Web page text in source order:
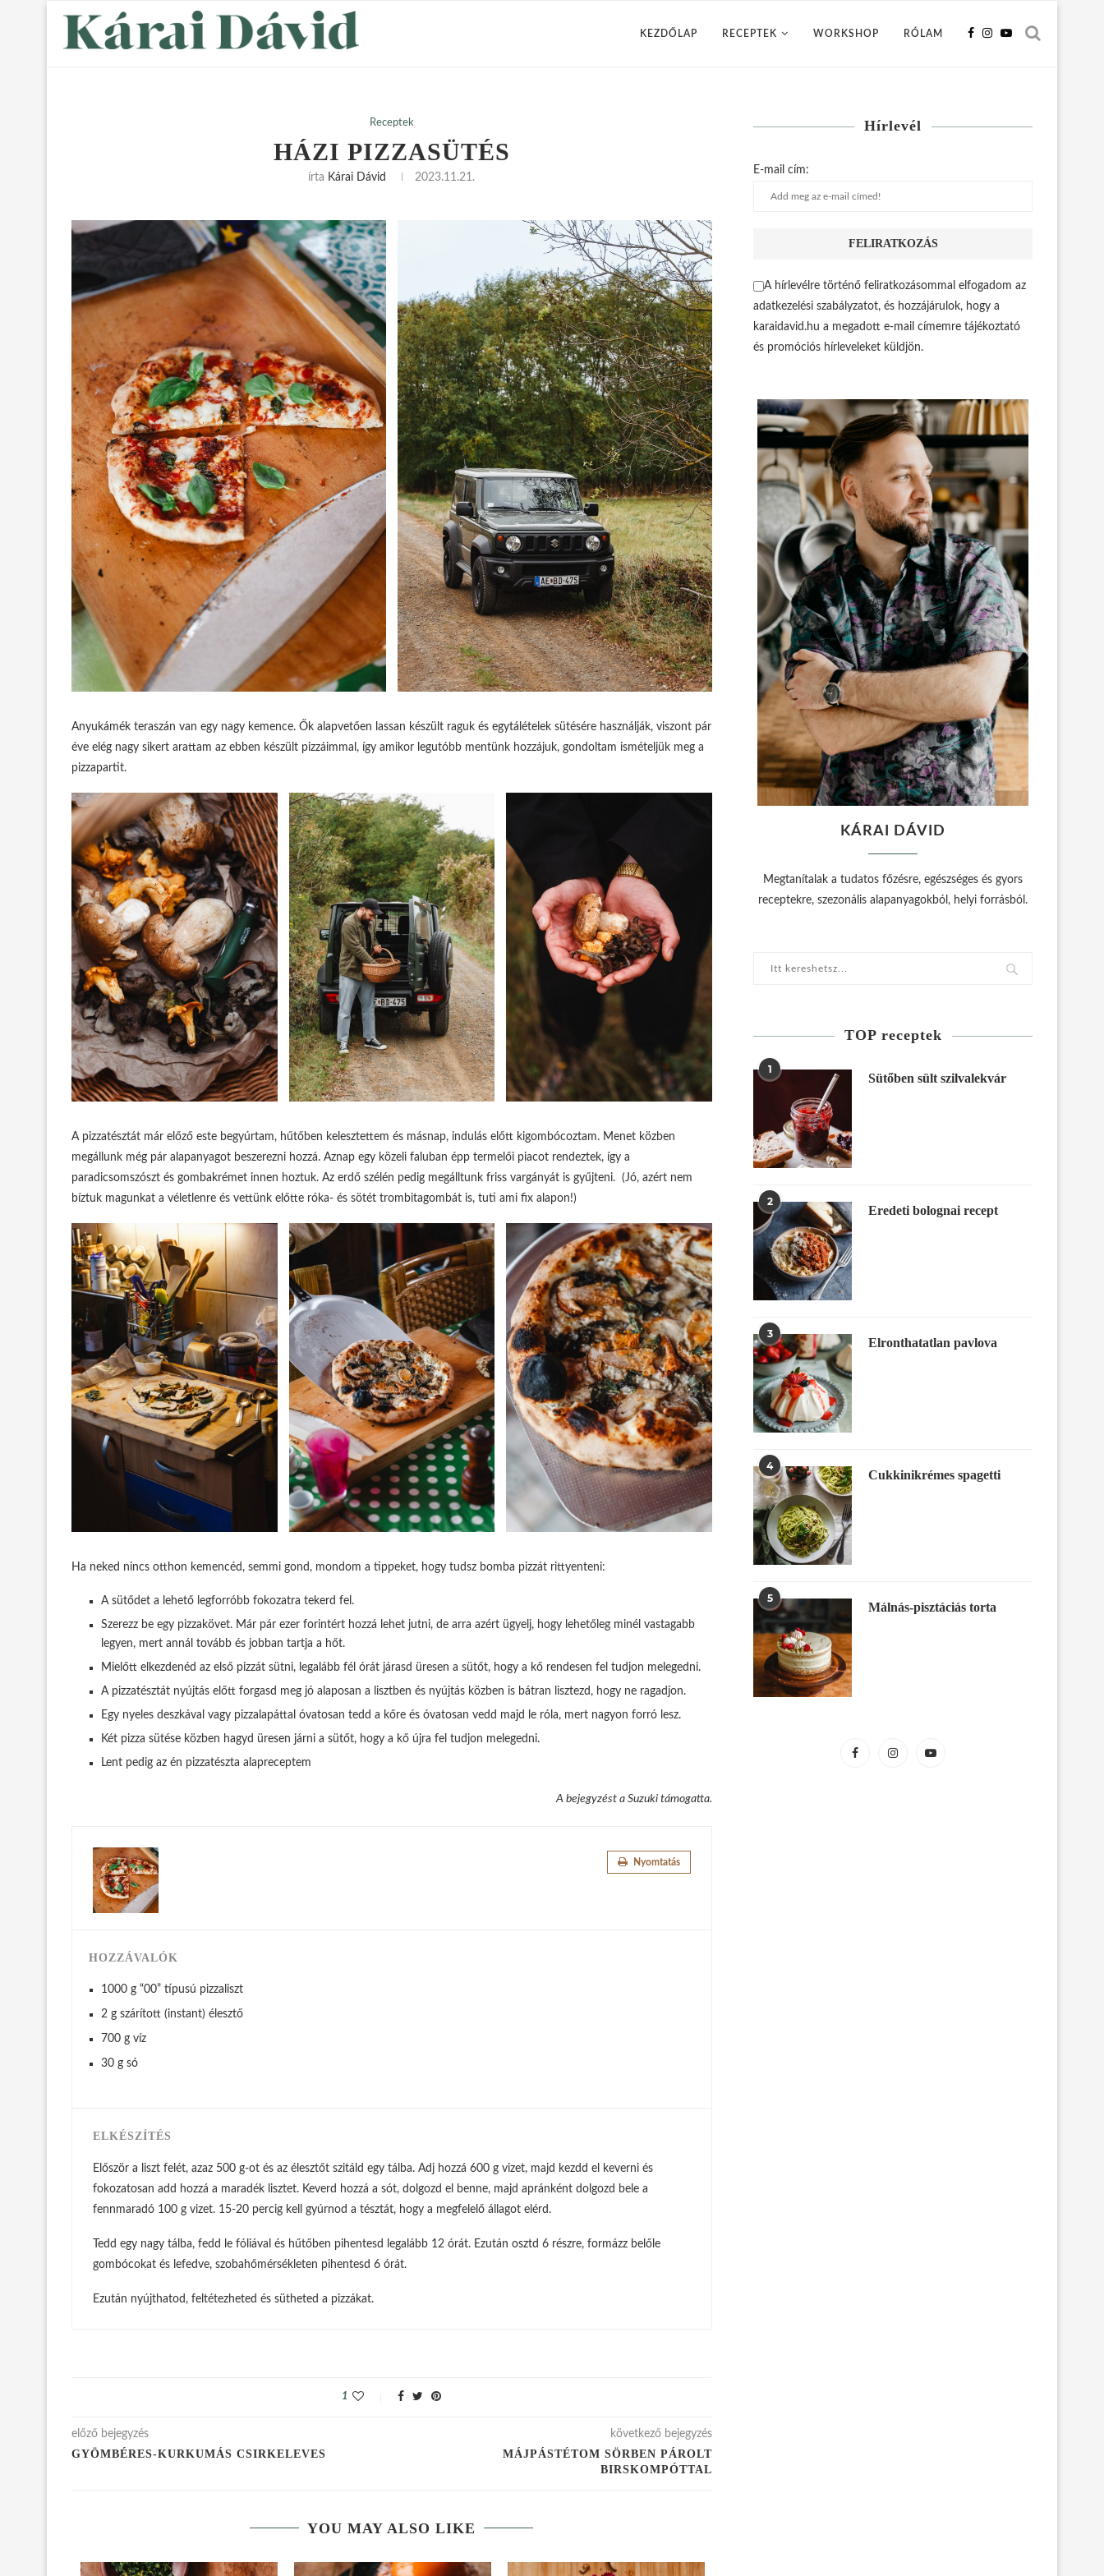
KEZDŐLAP RECEPTEK WORKSHOP RÓLAM
Receptek
HÁZI PIZZASÜTÉS
írta Kárai Dávid 2023.11.21.
Anyukámék teraszán van egy nagy kemence. Ők alapvetően lassan készült raguk és egytálételek sütésére használják, viszont pár
éve elég nagy sikert arattam az ebben készült pizzáimmal, így amikor legutóbb mentünk hozzájuk, gondoltam ismételjük meg a
pizzapartit.
A pizzatésztát már előző este begyúrtam, hűtőben kelesztettem és másnap, indulás előtt kigombócoztam. Menet közben
megállunk még pár alapanyagot beszerezni hozzá. Aznap egy közeli faluban épp termelői piacot rendeztek, így a
paradicsomszószt és gombakrémet innen hoztuk. Az erdő szélén pedig megálltunk friss vargányát is gyűjteni. (Jó, azért nem
bíztuk magunkat a véletlenre és vettünk előtte róka- és sötét trombitagombát is, tuti ami fix alapon!)
Ha neked nincs otthon kemencéd, semmi gond, mondom a tippeket, hogy tudsz bomba pizzát rittyenteni:
A sütődet a lehető legforróbb fokozatra tekerd fel.
Szerezz be egy pizzakövet. Már pár ezer forintért hozzá lehet jutni, de arra azért ügyelj, hogy lehetőleg minél vastagabb
legyen, mert annál tovább és jobban tartja a hőt.
Mielőtt elkezdenéd az első pizzát sütni, legalább fél órát járasd üresen a sütőt, hogy a kő rendesen fel tudjon melegedni.
A pizzatésztát nyújtás előtt forgasd meg jó alaposan a lisztben és nyújtás közben is bátran lisztezd, hogy ne ragadjon.
Egy nyeles deszkával vagy pizzalapáttal óvatosan tedd a kőre és óvatosan vedd majd le róla, mert nagyon forró lesz.
Két pizza sütése közben hagyd üresen járni a sütőt, hogy a kő újra fel tudjon melegedni.
Lent pedig az én pizzatészta alapreceptem
A bejegyzést a Suzuki támogatta.
Nyomtatás
HOZZÁVALÓK
1000 g “00” típusú pizzaliszt
2 g szárított (instant) élesztő
700 g víz
30 g só
ELKÉSZÍTÉS
Először a liszt felét, azaz 500 g-ot és az élesztőt szitáld egy tálba. Adj hozzá 600 g vizet, majd kezdd el keverni és
fokozatosan add hozzá a maradék lisztet. Keverd hozzá a sót, dolgozd el benne, majd apránként dolgozd bele a
fennmaradó 100 g vizet. 15-20 percig kell gyúrnod a tésztát, hogy a megfelelő állagot elérd.
Tedd egy nagy tálba, fedd le fóliával és hűtőben pihentesd legalább 12 órát. Ezután osztd 6 részre, formázz belőle
gombócokat és lefedve, szobahőmérsékleten pihentesd 6 órát.
Ezután nyújthatod, feltétezheted és sütheted a pizzákat.
1
előző bejegyzés
GYÖMBÉRES-KURKUMÁS CSIRKELEVES
következő bejegyzés
MÁJPÁSTÉTOM SÖRBEN PÁROLT
BIRSKOMPÓTTAL
YOU MAY ALSO LIKE
Hírlevél
E-mail cím:
A hírlevélre történő feliratkozásommal elfogadom az
adatkezelési szabályzatot, és hozzájárulok, hogy a
karaidavid.hu a megadott e-mail címemre tájékoztató
és promóciós hírleveleket küldjön.
KÁRAI DÁVID
Megtanítalak a tudatos főzésre, egészséges és gyors
receptekre, szezonális alapanyagokból, helyi forrásból.
TOP receptek
1
Sütőben sült szilvalekvár
2
Eredeti bolognai recept
3
Elronthatatlan pavlova
4
Cukkinikrémes spagetti
5
Málnás-pisztáciás torta